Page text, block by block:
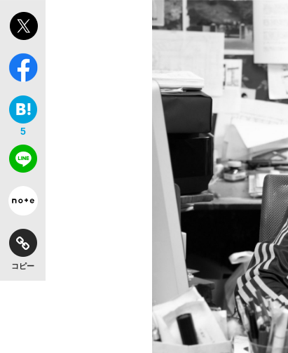
「敗因分析は一切聞かれなかった」
「目標達成できなかったからと言っ
キングの誕生を、目撃せよ。
5
コピー